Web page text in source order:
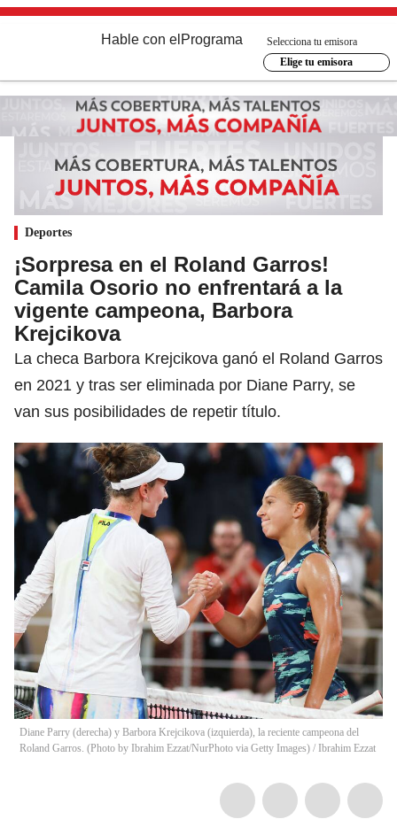
Hable con el Programa
Selecciona tu emisora
Elige tu emisora
Deportes
¡Sorpresa en el Roland Garros!
Camila Osorio no enfrentará a la
vigente campeona, Barbora
Krejcikova
La checa Barbora Krejcikova ganó el Roland Garros
en 2021 y tras ser eliminada por Diane Parry, se
van sus posibilidades de repetir título.
Diane Parry (derecha) y Barbora Krejcikova (izquierda), la reciente campeona del
Roland Garros. (Photo by Ibrahim Ezzat/NurPhoto via Getty Images) / Ibrahim Ezzat